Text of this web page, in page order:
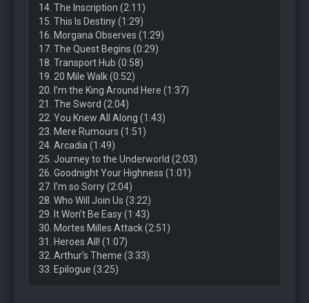
14. The Inscription (2:11)
15. This Is Destiny (1:29)
16. Morgana Observes (1:29)
17. The Quest Begins (0:29)
18. Transport Hub (0:58)
19. 20 Mile Walk (0:52)
20. I’m the King Around Here (1:37)
21. The Sword (2:04)
22. You Knew All Along (1:43)
23. Mere Rumours (1:51)
24. Arcadia (1:49)
25. Journey to the Underworld (2:03)
26. Goodnight Your Highness (1:01)
27. I’m so Sorry (2:04)
28. Who Will Join Us (3:22)
29. It Won’t Be Easy (1:43)
30. Mortes Milles Attack (2:51)
31. Heroes All! (1:07)
32. Arthur’s Theme (3:33)
33. Epilogue (3:25)